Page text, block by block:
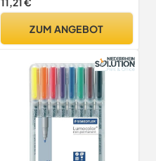
ZUM ANGEBOT